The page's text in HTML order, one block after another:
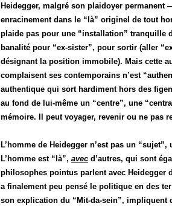
Heidegger, malgré son plaidoyer
enracinement dans le “là” originel de tout
plaide pas pour une “installation” tranquille
banalité pour “ex-sister”, pour sortir (aller
désignant la position immobile). Mais cette
complaisent ses contemporains n’est
authentique qui sort hardiment hors des
au fond de lui-même un “centre”, une
mémoire. Il peut voyager, revenir ou ne pas
L’homme de Heidegger n’est pas un
L’homme est “là”, avecd’autres, qui sont
philosophes pointus parlent avec Heidegger
a finalement peu pensé le politique en des
son explication du “Mit-da-sein”,